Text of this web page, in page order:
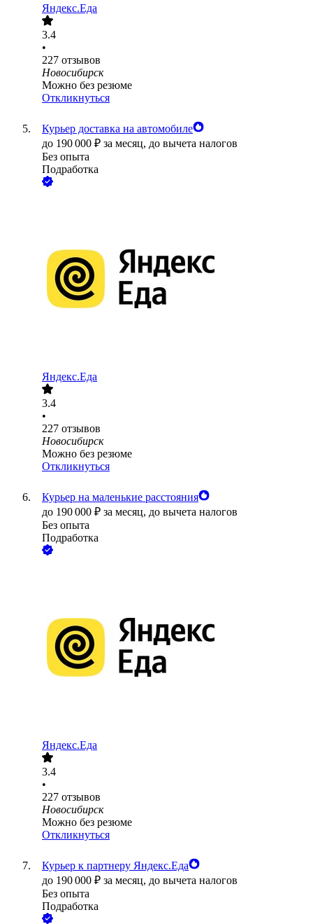
Яндекс.Еда
3.4
•
227 отзывов
Новосибирск
Можно без резюме
Откликнуться
Курьер доставка на автомобиле
до 190 000 ₽ за месяц, до вычета налогов
Без опыта
Подработка
Яндекс.Еда
3.4
•
227 отзывов
Новосибирск
Можно без резюме
Откликнуться
Курьер на маленькие расстояния
до 190 000 ₽ за месяц, до вычета налогов
Без опыта
Подработка
Яндекс.Еда
3.4
•
227 отзывов
Новосибирск
Можно без резюме
Откликнуться
Курьер к партнеру Яндекс.Еда
до 190 000 ₽ за месяц, до вычета налогов
Без опыта
Подработка